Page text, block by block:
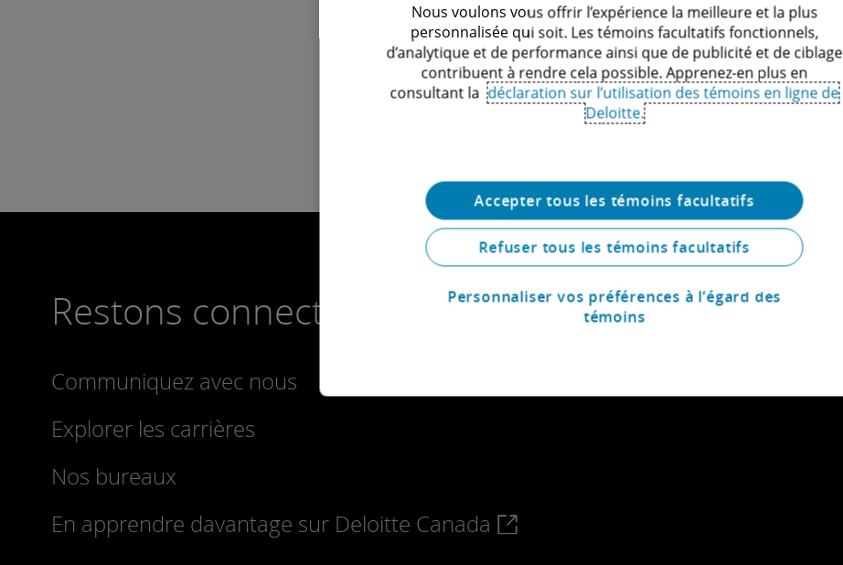
Restons connectés
Communiquez avec nous
Explorer les carrières
Nos bureaux
En apprendre davantage sur Deloitte Canada
Nous voulons vous offrir l’expérience la meilleure et la plus
personnalisée qui soit. Les témoins facultatifs fonctionnels,
d’analytique et de performance ainsi que de publicité et de ciblage
contribuent à rendre cela possible. Apprenez-en plus en
consultant la déclaration sur l’utilisation des témoins en ligne de
Deloitte.
Accepter tous les témoins facultatifs
Refuser tous les témoins facultatifs
Personnaliser vos préférences à l’égard des
témoins